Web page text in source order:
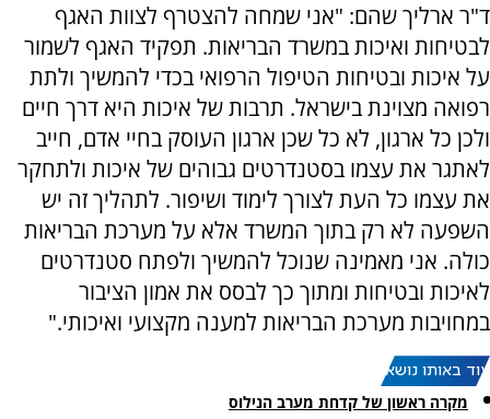
ד"ר ארליך שהם: "אני שמחה להצטרף לצוות האגף
לבטיחות ואיכות במשרד הבריאות. תפקיד האגף לשמור
על איכות ובטיחות הטיפול הרפואי בכדי להמשיך ולתת
רפואה מצוינת בישראל. תרבות של איכות היא דרך חיים
ולכן כל ארגון, לא כל שכן ארגון העוסק בחיי אדם, חייב
לאתגר את עצמו בסטנדרטים גבוהים של איכות ולתחקר
את עצמו כל העת לצורך לימוד ושיפור. לתהליך זה יש
השפעה לא רק בתוך המשרד אלא על מערכת הבריאות
כולה. אני מאמינה שנוכל להמשיך ולפתח סטנדרטים
לאיכות ובטיחות ומתוך כך לבסס את אמון הציבור
במחויבות מערכת הבריאות למענה מקצועי ואיכותי."
עוד באותו נושא:
מקרה ראשון של קדחת מערב הנילוס